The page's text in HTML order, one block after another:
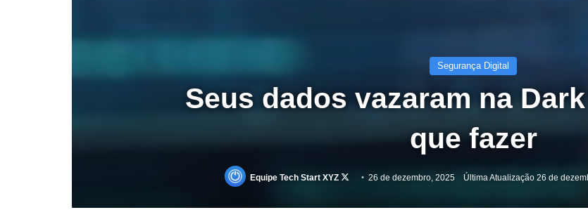
Segurança Digital
Seus dados vazaram na
que fazer
Equipe Tech Start XYZ
Follow
X
26 de dezembro, 2025 Última Atualização 26 de